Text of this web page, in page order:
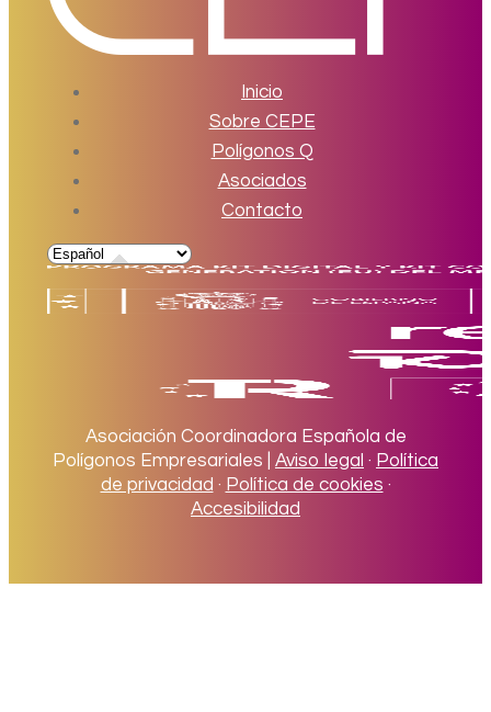
Inicio
Sobre CEPE
Polígonos Q
Asociados
Contacto
Asociación Coordinadora Española de
Polígonos Empresariales | Aviso legal · Política
de privacidad · Política de cookies ·
Accesibilidad